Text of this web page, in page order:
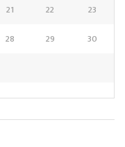
21 22
23
28 29
30